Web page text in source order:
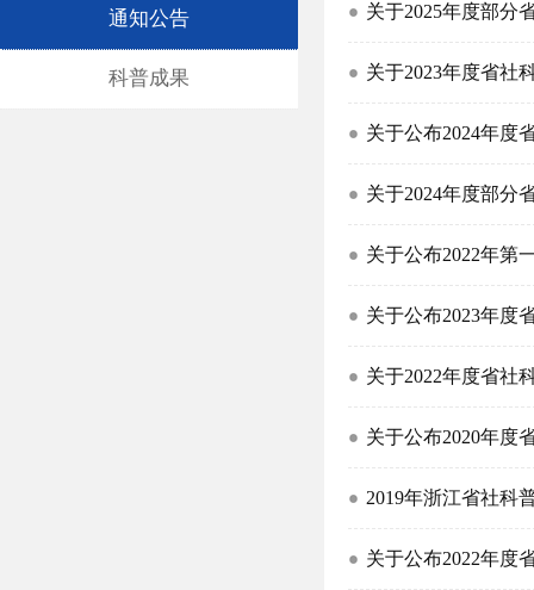
通知公告
科普成果
关于2025年度部分
关于2023年度省社
关于公布2024年度
关于2024年度部分
关于公布2022年第
关于公布2023年度
关于2022年度省社
关于公布2020年度
2019年浙江省社科
关于公布2022年度